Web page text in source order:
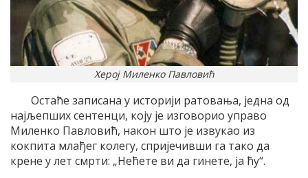
Херој Миленко Павловић
Остаће записана у историји ратовања, једна од
најљепших сентенци, коју је изговорио управо
Миленко Павловић, након што је извукао из
кокпита млађег колегу, спријечивши га тако да
крене у лет смрти: „Нећете ви да гинете, ја ћу“.